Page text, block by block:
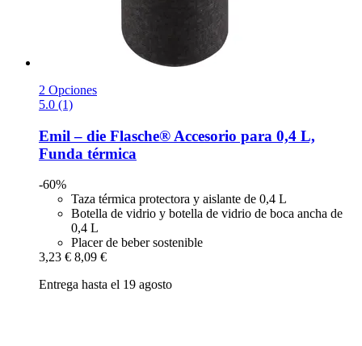
2 Opciones
5.0 (1)
Emil – die Flasche® Accesorio para 0,4 L,
Funda térmica
-60%
Taza térmica protectora y aislante de 0,4 L
Botella de vidrio y botella de vidrio de boca ancha de
0,4 L
Placer de beber sostenible
3,23 € 8,09 €
Entrega hasta el 19 agosto